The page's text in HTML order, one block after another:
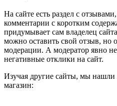
На сайте есть раздел с
комментарии с коротким
придумывает сам владелец
можно оставить свой отзыв, но
модерации. А модератор явно не
негативные отклики на сайт.
Изучая другие сайты, мы
магазин: